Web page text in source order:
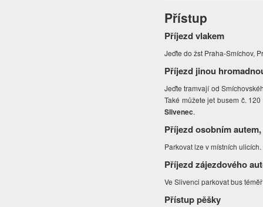
Přístup
Příjezd vlakem
Jeďte do žst Praha-Smíchov,
Příjezd jinou
Jeďte tramvají od
Také můžete jet busem č.
Slivenec.
Příjezd osobním
Parkovat lze v místních
Příjezd zájezdového
Ve Slivenci parkovat bus
Přístup pěšky